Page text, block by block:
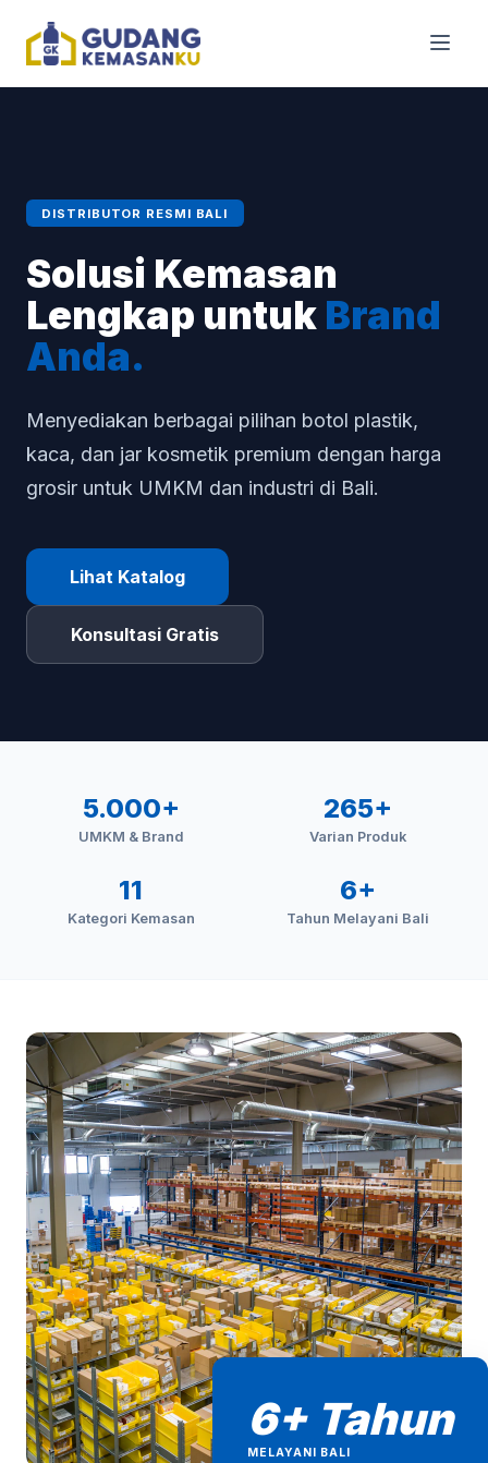
DISTRIBUTOR RESMI BALI
Solusi Kemasan
Lengkap untuk Brand
Anda.
Menyediakan berbagai pilihan botol plastik,
kaca, dan jar kosmetik premium dengan harga
grosir untuk UMKM dan industri di Bali.
Lihat Katalog
Konsultasi Gratis
5.000+
UMKM & Brand
265+
Varian Produk
11
Kategori Kemasan
6+
Tahun Melayani Bali
6+ Tahun
MELAYANI BALI